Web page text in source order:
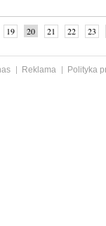
19 20 21 22
23
Reklama
Polityka